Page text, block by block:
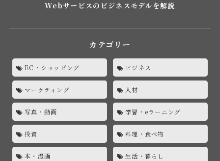
Webサービスのビジネスモデルを解説
カテゴリー
EC・ショッピング ビジネス
マーケティング 人材
写真・動画 学習・eラーニング
投資 料理・食べ物
本・漫画 生活・暮らし